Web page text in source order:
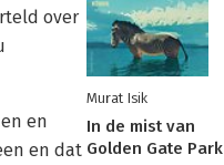
over
en
en dat
Murat Isik
In de mist van
Golden Gate Park